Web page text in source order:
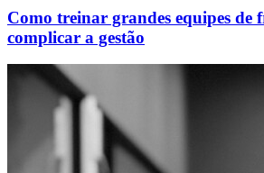
Como treinar grandes equipes de
complicar a gestão